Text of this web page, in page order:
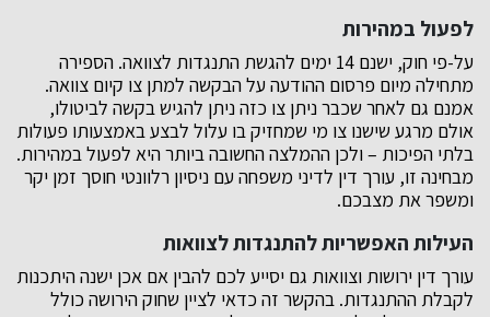
לפעול במהירות
על-פי חוק, ישנם 14 ימים להגשת התנגדות לצוואה. הספירה
מתחילה מיום פרסום ההודעה על הבקשה למתן צו קיום צוואה.
אמנם גם לאחר שכבר ניתן צו כזה ניתן להגיש בקשה לביטולו,
אולם מרגע שישנו צו מי שמחזיק בו עלול לבצע באמצעותו פעולות
בלתי הפיכות – ולכן ההמלצה החשובה ביותר היא לפעול במהירות.
מבחינה זו, עורך דין לדיני משפחה עם ניסיון רלוונטי חוסך זמן יקר
ומשפר את מצבכם.
העילות האפשריות להתנגדות לצוואות
עורך דין ירושות וצוואות גם יסייע לכם להבין אם אכן ישנה היתכנות
לקבלת ההתנגדות. בהקשר זה כדאי לציין שחוק הירושה כולל